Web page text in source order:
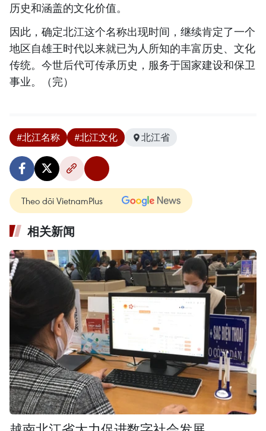
历史和涵盖的文化价值。
因此，确定北江这个名称出现时间，继续肯定了一个
地区自雄王时代以来就已为人所知的丰富历史、文化
传统。今世后代可传承历史，服务于国家建设和保卫
事业。（完）
#北江名称 #北江文化 北江省
Theo dõi VietnamPlus
相关新闻